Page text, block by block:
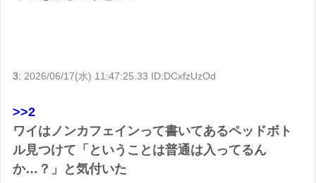
3: 2026/06/17(水) 11:47:25.33 ID:DCxfzUzOd
>>2
ワイはノンカフェインって書いてあるペッドボト
ル見つけて「ということは普通は入ってるん
か…？」と気付いた